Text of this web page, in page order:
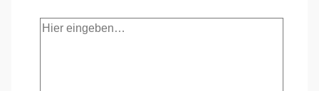
Hier